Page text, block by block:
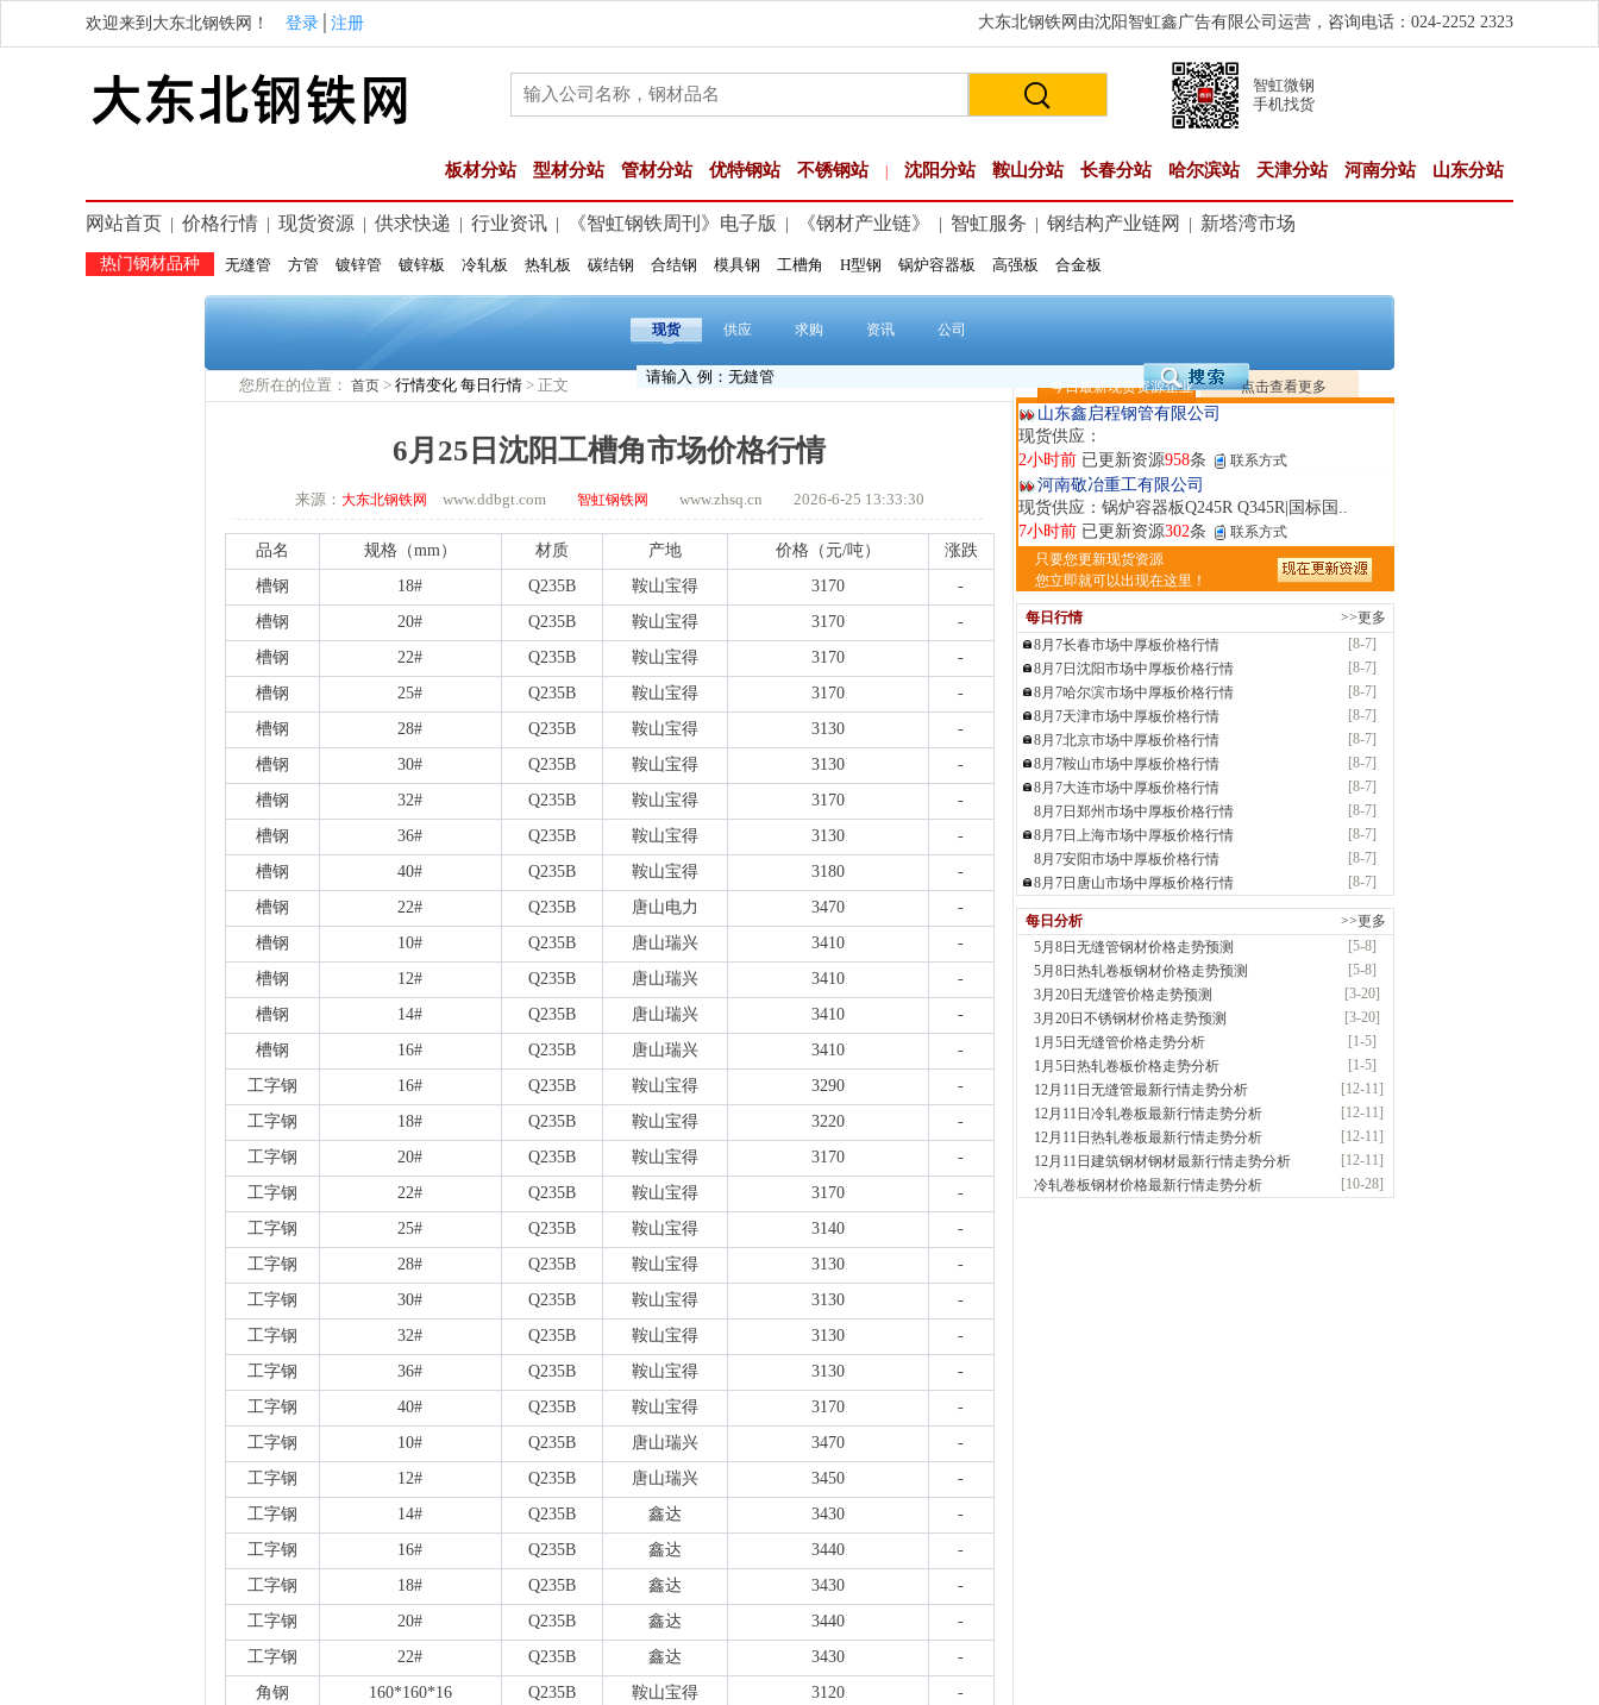
欢迎来到大东北钢铁网！ 登录 注册 大东北钢铁网由沈阳智虹鑫广告有限公司运营，咨询电话：024-2252 2323
智虹微钢
手机找货
板材分站 型材分站 管材分站 优特钢站 不锈钢站 沈阳分站 鞍山分站 长春分站 哈尔滨站 天津分站 河南分站 山东分站
网站首页 价格行情 现货资源 供求快递 行业资讯 《智虹钢铁周刊》电子版 《钢材产业链》 智虹服务 钢结构产业链网 新塔湾市场
热门钢材品种 无缝管 方管 镀锌管 镀锌板 冷轧板 热轧板 碳结钢 合结钢 模具钢 工槽角 H型钢 锅炉容器板 高强板 合金板
现货 供应 求购 资讯 公司
您所在的位置： 首页 > 行情变化 每日行情 > 正文
6月25日沈阳工槽角市场价格行情
来源： 大东北钢铁网 www.ddbgt.com 智虹钢铁网 www.zhsq.cn 2026-6-25 13:33:30
品名 规格（mm） 材质 产地 价格（元/吨）
涨跌
槽钢
18# Q235B 鞍山宝得 3170
-
槽钢
20# Q235B 鞍山宝得 3170
-
槽钢
22# Q235B 鞍山宝得 3170
-
槽钢
25# Q235B 鞍山宝得 3170
-
槽钢
28# Q235B 鞍山宝得 3130
-
槽钢
30# Q235B 鞍山宝得 3130
-
槽钢
32# Q235B 鞍山宝得 3170
-
槽钢
36# Q235B 鞍山宝得 3130
-
槽钢
40# Q235B 鞍山宝得 3180
-
槽钢
22# Q235B 唐山电力 3470
-
槽钢
10# Q235B 唐山瑞兴 3410
-
槽钢
12# Q235B 唐山瑞兴 3410
-
槽钢
14# Q235B 唐山瑞兴 3410
-
槽钢
16# Q235B 唐山瑞兴 3410
-
工字钢
16# Q235B 鞍山宝得 3290
-
工字钢
18# Q235B 鞍山宝得 3220
-
工字钢
20# Q235B 鞍山宝得 3170
-
工字钢
22# Q235B 鞍山宝得 3170
-
工字钢
25# Q235B 鞍山宝得 3140
-
工字钢
28# Q235B 鞍山宝得 3130
-
工字钢
30# Q235B 鞍山宝得 3130
-
工字钢
32# Q235B 鞍山宝得 3130
-
工字钢
36# Q235B 鞍山宝得 3130
-
工字钢
40# Q235B 鞍山宝得 3170
-
工字钢
10# Q235B 唐山瑞兴 3470
-
工字钢
12# Q235B 唐山瑞兴 3450
-
工字钢
14# Q235B 鑫达 3430
-
工字钢
16# Q235B 鑫达 3440
-
工字钢
18# Q235B 鑫达 3430
-
工字钢
20# Q235B 鑫达 3440
-
工字钢
22# Q235B 鑫达 3430
-
角钢
160*160*16 Q235B 鞍山宝得 3120
-
今日最新现货资源企业 点击查看更多
玖隆晟钢管制造有限公司
现货供应：无缝管|合金管|圆钢|精密光亮管|马氏体..
现货供应：低合金板|高强度板|Z向板|
2小时前已更新资源254条 联系方式
山东鑫启程钢管有限公司
现货供应：
2小时前已更新资源958条 联系方式
河南敬冶重工有限公司
现货供应：锅炉容器板Q245R Q345R|国标国..
7小时前已更新资源302条 联系方式
天津亿宇金属材料有限公司（曼内斯曼）
现货供应：天津钢管|国产合金管|高压锅炉管|石油
裂..
7小时前已更新资源
舞钢市恒沃钢铁贸易有限公司
现货供应：耐磨板| 优碳板|低合金板|风电钢板|海..
23小时前已更新资源483条
河南省智帅实业有限公司
现货供应：特厚钢板|耐磨钢|容器板|
1天前已更新资源1042条
舞钢市盛隆物资有限公司
现货供应：中低温锅炉容器板|中厚板|耐磨板|高强
板..
1天前已更新资源21条 联系方式
天津宝仓腾飞钢管销售有限公司
现货供应：输送流体管、高压锅炉管、化肥专用
管、耐低..
1天前已更新资源875条 联系方式
天津市辰建商贸有限公司
现货供应：不锈方管| 热扩无缝管| 方矩管
1天前已更新资源1280条 联系方式
玖隆晟钢管制造有限公司
现货供应：无缝管|合金管|圆钢|精密光亮管|马氏体..
1小时前 已更新资源419条 联系方式
安阳市润兴商贸有限公司
现货供应：低合金板|高强度板|Z向板|
2小时前 已更新资源254条 联系方式
山东鑫启程钢管有限公司
只要您更新现货资源
您立即就可以出现在这里！
每日行情
>>更多
8月7长春市场中厚板价格行情
[8-7]
8月7日沈阳市场中厚板价格行情
[8-7]
8月7哈尔滨市场中厚板价格行情
[8-7]
8月7天津市场中厚板价格行情
[8-7]
8月7北京市场中厚板价格行情
[8-7]
8月7鞍山市场中厚板价格行情
[8-7]
8月7大连市场中厚板价格行情
[8-7]
8月7日郑州市场中厚板价格行情
[8-7]
8月7日上海市场中厚板价格行情
[8-7]
8月7安阳市场中厚板价格行情
[8-7]
8月7日唐山市场中厚板价格行情
[8-7]
每日分析
>>更多
5月8日无缝管钢材价格走势预测
[5-8]
5月8日热轧卷板钢材价格走势预测
[5-8]
3月20日无缝管价格走势预测
[3-20]
3月20日不锈钢材价格走势预测
[3-20]
1月5日无缝管价格走势分析
[1-5]
1月5日热轧卷板价格走势分析
[1-5]
12月11日无缝管最新行情走势分析
[12-11]
12月11日冷轧卷板最新行情走势分析
[12-11]
12月11日热轧卷板最新行情走势分析
[12-11]
12月11日建筑钢材钢材最新行情走势分析
[12-11]
冷轧卷板钢材价格最新行情走势分析
[10-28]